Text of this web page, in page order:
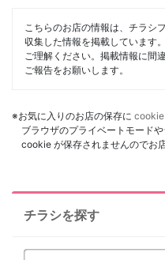
こちらのお店の情報は、チラシ
収集した情報を掲載しています
ご理解ください。掲載情報に間
ご報告をお願いします。
※お気に入りのお店の保存に cookie
ブラウザのプライベートモード
cookie が保存されませんのでお
チラシを探す